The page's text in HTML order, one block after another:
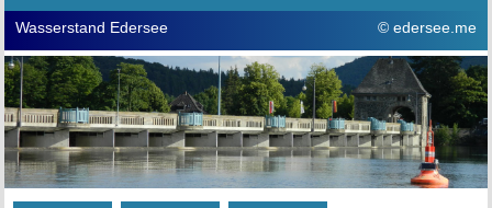
Wasserstand Edersee © edersee.me